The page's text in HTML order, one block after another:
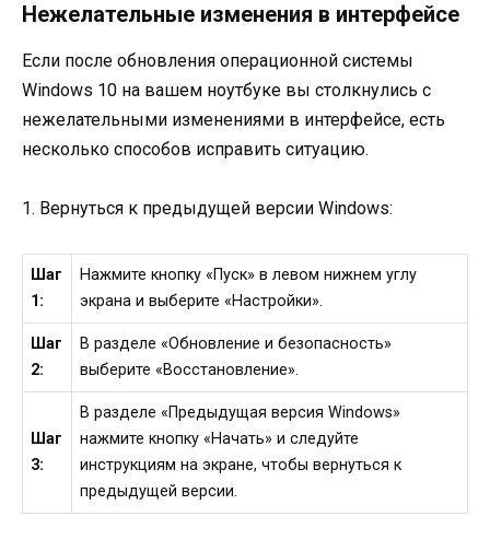
Нежелательные изменения в интерфейсе
Если после обновления операционной системы
Windows 10 на вашем ноутбуке вы столкнулись с
нежелательными изменениями в интерфейсе, есть
несколько способов исправить ситуацию.
1. Вернуться к предыдущей версии Windows:
Шаг
1:
Нажмите кнопку «Пуск» в левом нижнем углу
экрана и выберите «Настройки».
Шаг
2:
В разделе «Обновление и безопасность»
выберите «Восстановление».
Шаг
3:
В разделе «Предыдущая версия Windows»
нажмите кнопку «Начать» и следуйте
инструкциям на экране, чтобы вернуться к
предыдущей версии.